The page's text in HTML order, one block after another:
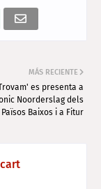
MÁS RECIENTE
es presenta a
Noorderslag dels
Països Baixos i a Fitur